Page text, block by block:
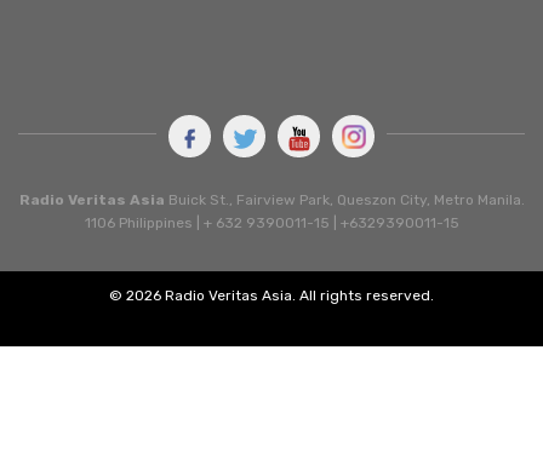
Radio Veritas Asia Buick St., Fairview Park, Queszon City, Metro Manila.
1106 Philippines | + 632 9390011-15 | +6329390011-15
© 2026 Radio Veritas Asia. All rights reserved.